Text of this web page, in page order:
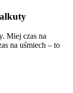
Miej czas na
na uśmiech – to